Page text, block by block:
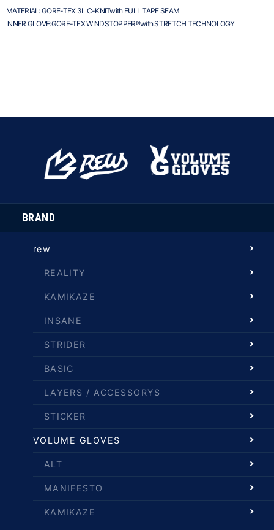
MATERIAL: GORE-TEX 3L C-KNITwith FULL TAPE SEAM
INNER GLOVE:GORE-TEX WINDSTOPPER®with STRETCH TECHNOLOGY
BRAND
rew
REALITY
KAMIKAZE
INSANE
STRIDER
BASIC
LAYERS / ACCESSORYS
STICKER
VOLUME GLOVES
ALT
MANIFESTO
KAMIKAZE